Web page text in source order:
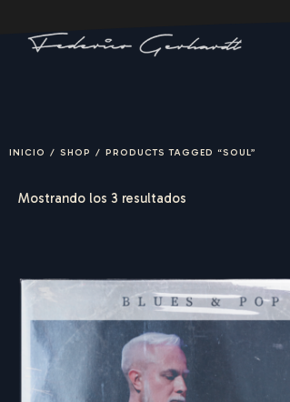
INICIO / SHOP / PRODUCTS TAGGED “SOUL”
Mostrando los 3 resultados